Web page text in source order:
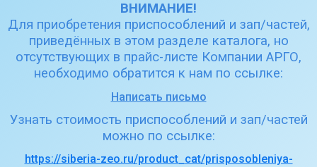
ВНИМАНИЕ!
Для приобретения приспособлений и зап/частей,
приведённых в этом разделе каталога, но
отсутствующих в прайс-листе Компании АРГО,
необходимо обратится к нам по ссылке:
Написать письмо
Узнать стоимость приспособлений и зап/частей
можно по ссылке:
https://siberia-zeo.ru/product_cat/prisposobleniya-